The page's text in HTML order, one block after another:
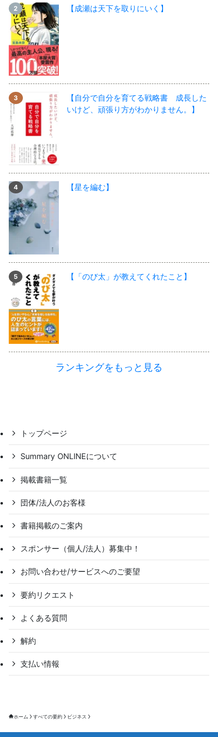
【成瀬は天下を取りにいく】
【自分で自分を育てる戦略書 成長した
いけど、頑張り方がわかりません。】
【星を編む】
【「のび太」が教えてくれたこと】
ランキングをもっと見る
トップページ
Summary ONLINEについて
掲載書籍一覧
団体/法人のお客様
書籍掲載のご案内
スポンサー（個人/法人）募集中！
お問い合わせ/サービスへのご要望
要約リクエスト
よくある質問
解約
支払い情報
ホーム すべての要約 ビジネス